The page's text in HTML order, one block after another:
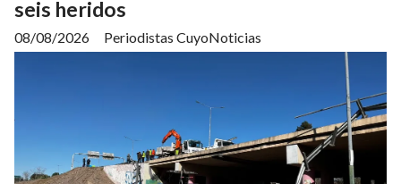
seis heridos
Periodistas CuyoNoticias
08/08/2026